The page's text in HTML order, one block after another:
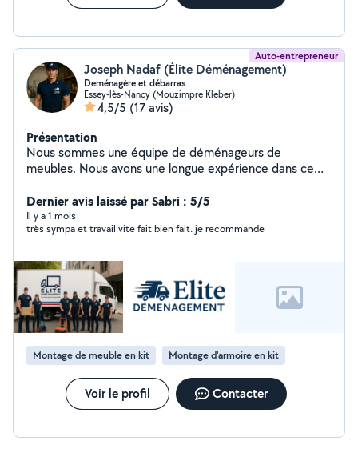
Auto-entrepreneur
Joseph Nadaf (Élite Déménagement)
Deménagère et débarras
Essey-lès-Nancy (Mouzimpre Kleber)
4,5/5 (17 avis)
Présentation
Nous sommes une équipe de déménageurs de
meubles. Nous avons une longue expérience dans ce
Dernier avis laissé par Sabri : 5/5
Il y a 1 mois
très sympa et travail vite fait bien fait. je recommande
Montage de meuble en kit Montage d'armoire en kit
Voir le profil Contacter